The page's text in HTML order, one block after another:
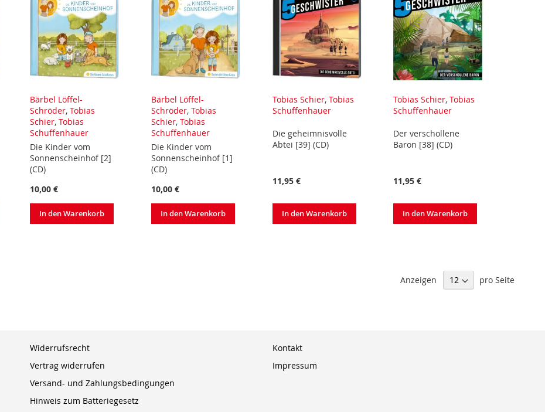
Bärbel Löffel-
Schröder,Tobias
Schier,Tobias
Schuffenhauer
Die Kinder vom
Sonnenscheinhof [2]
(CD)
10,00 €
In den Warenkorb
Bärbel Löffel-
Schröder, Tobias
Schier, Tobias
Schuffenhauer
Die Kinder vom
Sonnenscheinhof [1]
(CD)
10,00 €
In den Warenkorb
Tobias Schier, Tobias
Schuffenhauer
Die geheimnisvolle
Abtei [39] (CD)
11,95 €
In den Warenkorb
Tobias Schier,Tobias
Schuffenhauer
Der verschollene
Baron [38] (CD)
11,95 €
In den Warenkorb
Anzeigen pro Seite
Widerrufsrecht
Vertrag widerrufen
Versand- und Zahlungsbedingungen
Hinweis zum Batteriegesetz
Kontakt
Impressum